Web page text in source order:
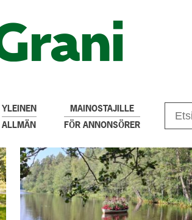
YLEINEN
ALLMÄN
MAINOSTAJILLE
FÖR ANNONSÖRER